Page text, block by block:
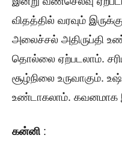
விதத்தில் வரவும்
அலைச்சல் அதிருப்தி
தொல்லை ஏற்படலாம்.
சூழ்நிலை உருவாகும்.
உண்டாகலாம். கவனமாக
கன்னி :